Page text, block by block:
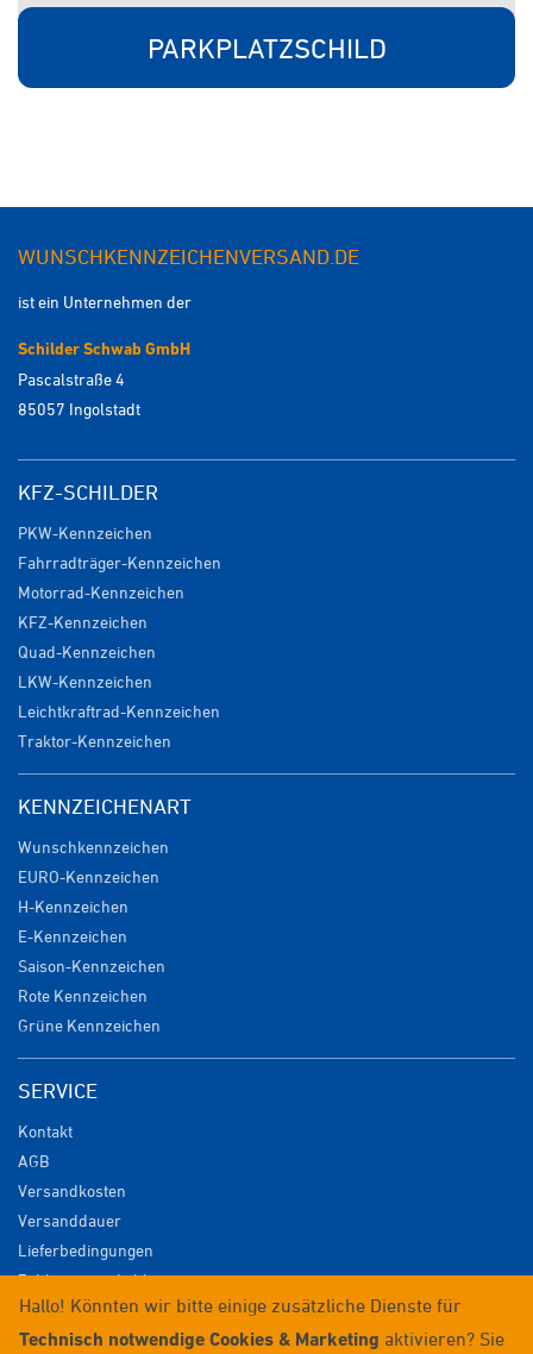
PARKPLATZSCHILD
WUNSCHKENNZEICHENVERSAND.DE
ist ein Unternehmen der
Schilder Schwab GmbH
Pascalstraße 4
85057 Ingolstadt
KFZ-SCHILDER
PKW-Kennzeichen
Fahrradträger-Kennzeichen
Motorrad-Kennzeichen
KFZ-Kennzeichen
Quad-Kennzeichen
LKW-Kennzeichen
Leichtkraftrad-Kennzeichen
Traktor-Kennzeichen
KENNZEICHENART
Wunschkennzeichen
EURO-Kennzeichen
H-Kennzeichen
E-Kennzeichen
Saison-Kennzeichen
Rote Kennzeichen
Grüne Kennzeichen
SERVICE
Kontakt
AGB
Versandkosten
Versanddauer
Lieferbedingungen
Zahlungsmöglichkeiten
Datenschutz
Impressum
Hallo! Könnten wir bitte einige zusätzliche Dienste für
Technisch notwendige Cookies & Marketing aktivieren? Sie